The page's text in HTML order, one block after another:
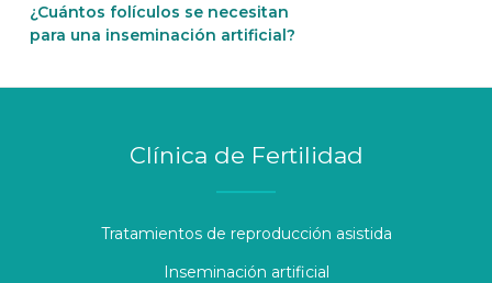
¿Cuántos folículos se necesitan
para una inseminación artificial?
Clínica de Fertilidad
Tratamientos de reproducción asistida
Inseminación artificial